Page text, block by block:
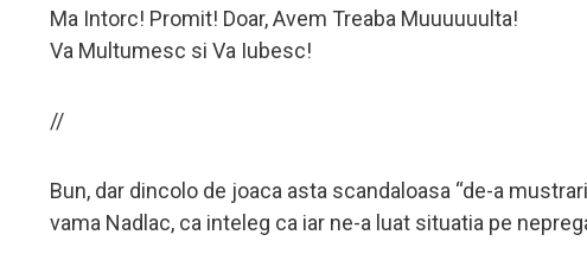
Ma Intorc! Promit! Doar, Avem Treaba Muuuuuulta!
Va Multumesc si Va Iubesc!
//
Bun, dar dincolo de joaca asta scandaloasa “de-a
vama Nadlac, ca inteleg ca iar ne-a luat situatia pe